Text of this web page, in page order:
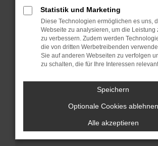
Betriebssystem auf dem
sind.
Veraltete Software birgt nicht nur
Sicherheitsrisiko, sondern kann
führen, dass bestimmte
unterstützt werden.
Wende dich an den
Wenn du alle oben genannten
hast, kontaktiere uns bitte. Wir
versuchen, das Problem zu
uns diesen Text schicken, um uns
Statistik und Marketing
Diese Technologien ermöglichen es uns,
Webseite zu analysieren, um die Leistung
zu verbessern. Zudem werden
die von dritten Werbetreibenden
Sie auf anderen Webseiten zu verfolgen
zu schalten, die für Ihre Interessen
Speichern
Optionale Cookies ablehnen
Alle akzeptieren